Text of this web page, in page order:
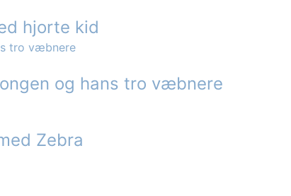
hjorte kid
og hans tro væbnere
Zebra